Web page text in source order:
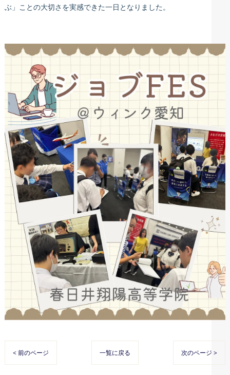
ぶ」ことの大切さを実感できた一日となりました。
< 前のページ 一覧に戻る 次のページ >